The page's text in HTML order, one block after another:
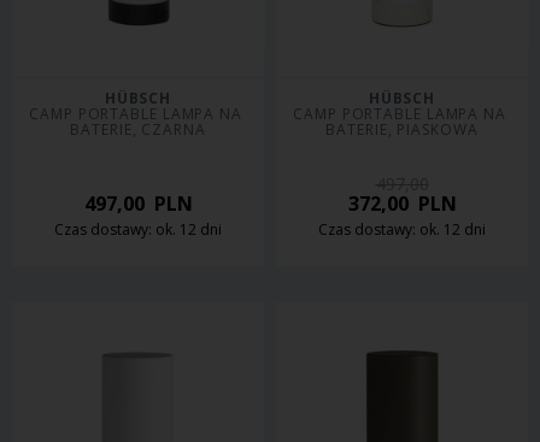
HÜBSCH
CAMP PORTABLE LAMPA NA
BATERIE, CZARNA
497,00PLN
Czas dostawy: ok. 12 dni
HÜBSCH
CAMP PORTABLE LAMPA NA
BATERIE, PIASKOWA
372,00PLN
Czas dostawy: ok. 12 dni